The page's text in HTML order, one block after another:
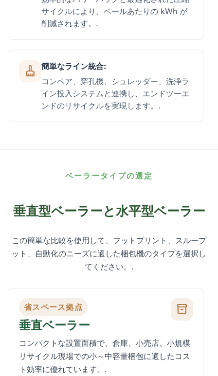
サイクルにより、ベールあたりの kWh が
削減されます。.
cleaning_services
簡単なライン統合:
コンベア、穿孔機、シュレッダー、洗浄ラ
イン投入システムと連携し、エンドツーエ
ンドのリサイクルを実現します。.
ベーラータイプの選定
垂直型ベーラーと水平型ベーラー
この簡単な比較を使用して、フットプリント、スループ
ット、自動化のニーズに適した梱包機のタイプを選択し
てください。.
省スペース拠点
垂直ベーラー
inventory_2
コンパクトな設置面積で、倉庫、小売店、小規模
リサイクル現場での小～中容量梱包に適したコス
ト効率に優れています。.